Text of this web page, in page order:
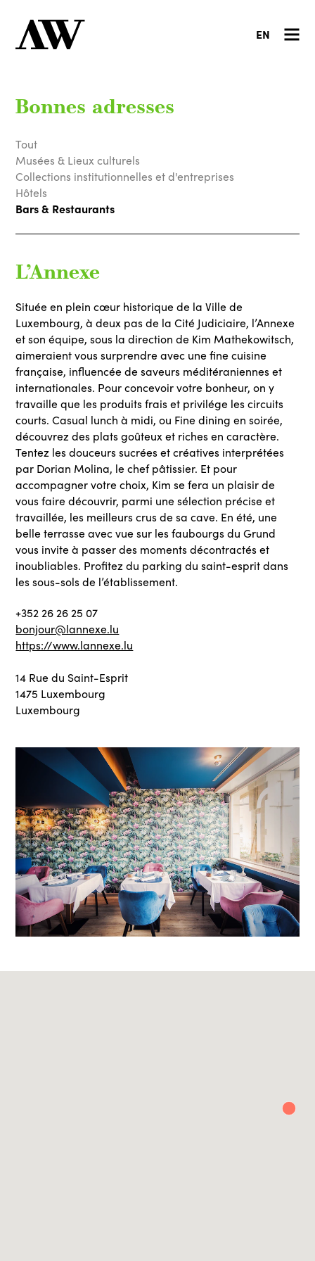
EN
Bonnes adresses
Tout
Musées & Lieux culturels
Collections institutionnelles et d'entreprises
Hôtels
Bars & Restaurants
L’Annexe
Située en plein cœur historique de la Ville de
Luxembourg, à deux pas de la Cité Judiciaire, l’Annexe
et son équipe, sous la direction de Kim Mathekowitsch,
aimeraient vous surprendre avec une fine cuisine
française, influencée de saveurs méditéraniennes et
internationales. Pour concevoir votre bonheur, on y
travaille que les produits frais et privilége les circuits
courts. Casual lunch à midi, ou Fine dining en soirée,
découvrez des plats goûteux et riches en caractère.
Tentez les douceurs sucrées et créatives interprétées
par Dorian Molina, le chef pâtissier. Et pour
accompagner votre choix, Kim se fera un plaisir de
vous faire découvrir, parmi une sélection précise et
travaillée, les meilleurs crus de sa cave. En été, une
belle terrasse avec vue sur les faubourgs du Grund
vous invite à passer des moments décontractés et
inoubliables. Profitez du parking du saint-esprit dans
les sous-sols de l’établissement.
+352 26 26 25 07
bonjour@lannexe.lu
https://www.lannexe.lu
14 Rue du Saint-Esprit
1475 Luxembourg
Luxembourg